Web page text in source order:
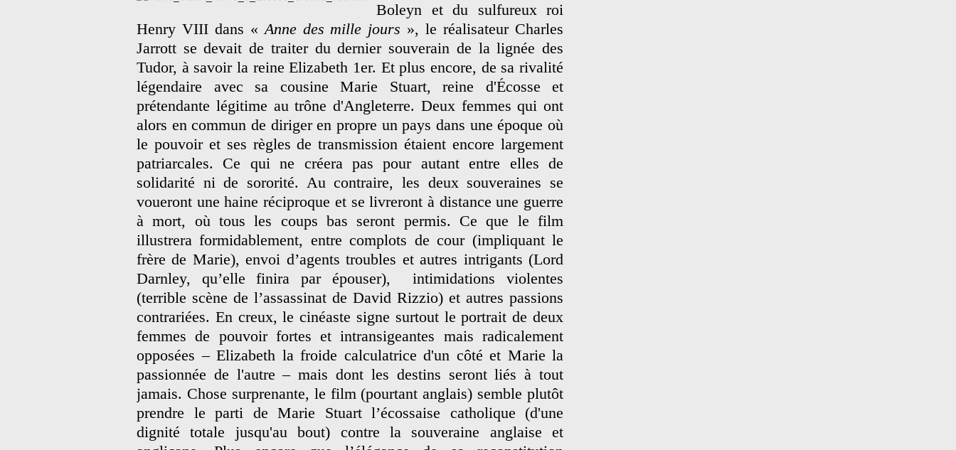
Boleyn et du sulfureux roi
Henry VIII dans «Anne des mille jours », le réalisateur Charles
Jarrott se devait de traiter du dernier souverain de la lignée des
Tudor, à savoir la reine Elizabeth 1er. Et plus encore, de sa rivalité
légendaire avec sa cousine Marie Stuart, reine d'Écosse et
prétendante légitime au trône d'Angleterre. Deux femmes qui ont
alors en commun de diriger en propre un pays dans une époque où
le pouvoir et ses règles de transmission étaient encore largement
patriarcales. Ce qui ne créera pas pour autant entre elles de
solidarité ni de sororité. Au contraire, les deux souveraines se
voueront une haine réciproque et se livreront à distance une guerre
à mort, où tous les coups bas seront permis. Ce que le film
illustrera formidablement, entre complots de cour (impliquant le
frère de Marie), envoi d’agents troubles et autres intrigants (Lord
Darnley, qu’elle finira par épouser), intimidations violentes
(terrible scène de l’assassinat de David Rizzio) et autres passions
contrariées. En creux, le cinéaste signe surtout le portrait de deux
femmes de pouvoir fortes et intransigeantes mais radicalement
opposées – Elizabeth la froide calculatrice d'un côté et Marie la
passionnée de l'autre – mais dont les destins seront liés à tout
jamais. Chose surprenante, le film (pourtant anglais) semble plutôt
prendre le parti de Marie Stuart l’écossaise catholique (d'une
dignité totale jusqu'au bout) contre la souveraine anglaise et